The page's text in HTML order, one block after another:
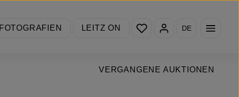
FOTOGRAFIEN LEITZ ON
Du hast 0 Produkte auf
DE
VERGANGENE AUKTIONEN